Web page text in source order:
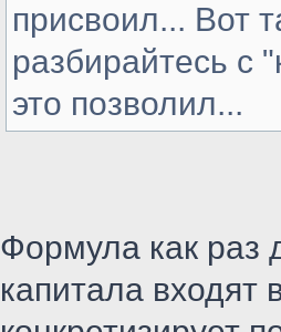
присвоил... Вот
разбирайтесь с
это позволил...
Формула как раз
капитала